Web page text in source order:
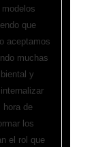
que
aceptamos
muchas
y
hora de
los
el rol que